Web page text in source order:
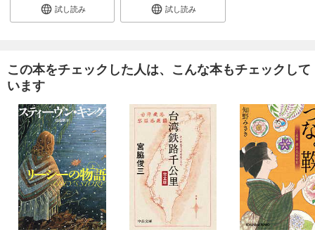
試し読み 試し読み
この本をチェックした人は、こんな本もチェックして
います